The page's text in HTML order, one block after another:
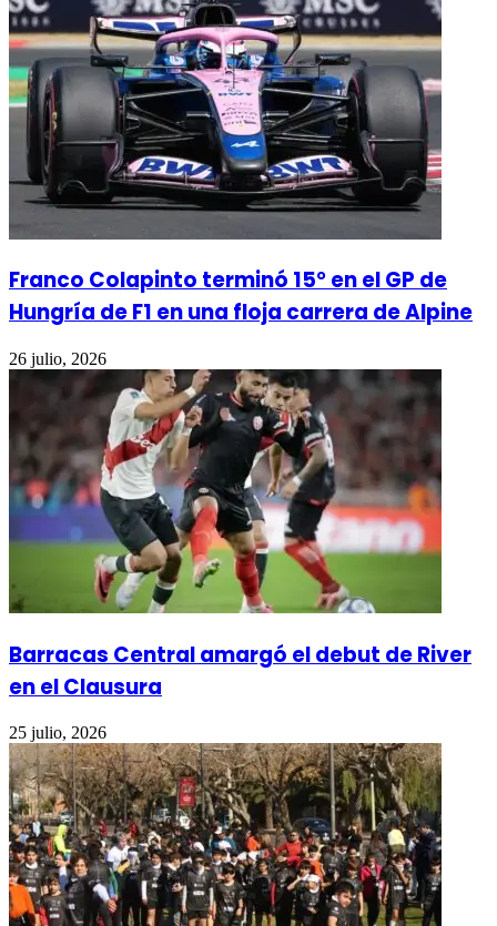
Franco Colapinto terminó 15° en el GP de
Hungría de F1 en una floja carrera de Alpine
26 julio, 2026
Barracas Central amargó el debut de River
en el Clausura
25 julio, 2026